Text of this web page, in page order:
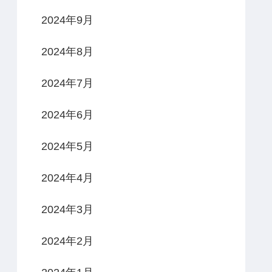
2024年9月
2024年8月
2024年7月
2024年6月
2024年5月
2024年4月
2024年3月
2024年2月